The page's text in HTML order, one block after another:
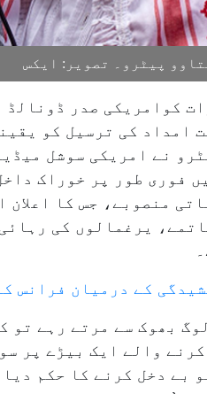
پیٹرو۔ تصویر: ایکس
کوامریکی صدر
امداد کی ترسیل کو
نے امریکی سوشل
فوری طور پر خوراک
گا۔‘‘واضح رہے کہ ٹرمپ کے۲۰؍
یرغمالوں کی
کے درمیان فرانس
بھوک سے مرتے رہے تو
والے ایک بیڑے پر
بے دخل کرنے کا حکم